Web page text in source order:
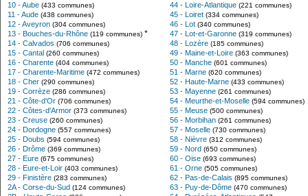
10 - Aube (433 communes)
11 - Aude (438 communes)
12 - Aveyron (304 communes)
13 - Bouches-du-Rhône (119 communes) *
14 - Calvados (706 communes)
15 - Cantal (260 communes)
16 - Charente (404 communes)
17 - Charente-Maritime (472 communes)
18 - Cher (290 communes)
19 - Corrèze (286 communes)
21 - Côte-d'Or (706 communes)
22 - Côtes-d'Armor (373 communes)
23 - Creuse (260 communes)
24 - Dordogne (557 communes)
25 - Doubs (594 communes)
26 - Drôme (369 communes)
27 - Eure (675 communes)
28 - Eure-et-Loir (403 communes)
29 - Finistère (283 communes)
2A - Corse-du-Sud (124 communes)
44 - Loire-Atlantique (221 communes)
45 - Loiret (334 communes)
46 - Lot (340 communes)
47 - Lot-et-Garonne (319 communes)
48 - Lozère (185 communes)
49 - Maine-et-Loire (363 communes)
50 - Manche (601 communes)
51 - Marne (620 communes)
52 - Haute-Marne (433 communes)
53 - Mayenne (261 communes)
54 - Meurthe-et-Moselle (594 communes)
55 - Meuse (500 communes)
56 - Morbihan (261 communes)
57 - Moselle (730 communes)
58 - Nièvre (312 communes)
59 - Nord (650 communes)
60 - Oise (693 communes)
61 - Orne (505 communes)
62 - Pas-de-Calais (895 communes)
63 - Puy-de-Dôme (470 communes)